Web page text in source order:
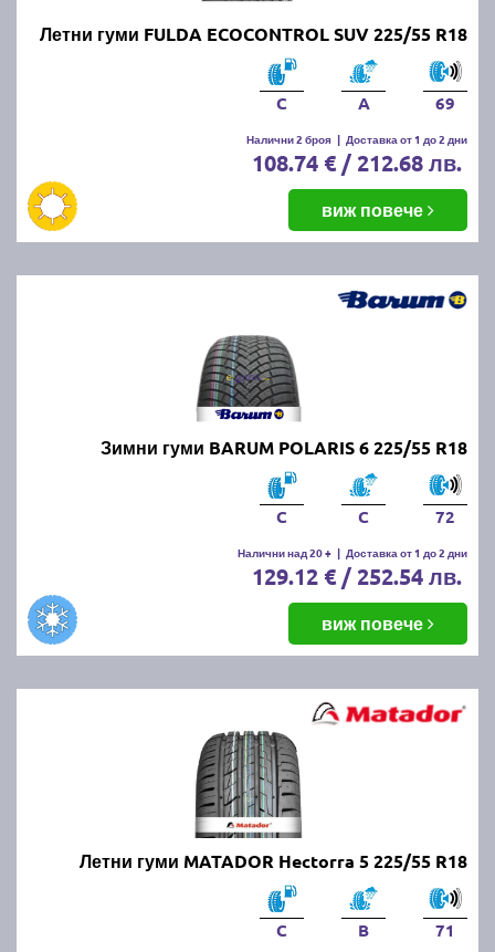
Летни гуми FULDA ECOCONTROL SUV 225/55 R18
C A 69
Налични 2 броя | Доставка от 1 до 2 дни
108.74 € / 212.68 лв.
виж повече
Зимни гуми BARUM POLARIS 6 225/55 R18
C C 72
Налични над 20 + | Доставка от 1 до 2 дни
129.12 € / 252.54 лв.
виж повече
Летни гуми MATADOR Hectorra 5 225/55 R18
C B 71